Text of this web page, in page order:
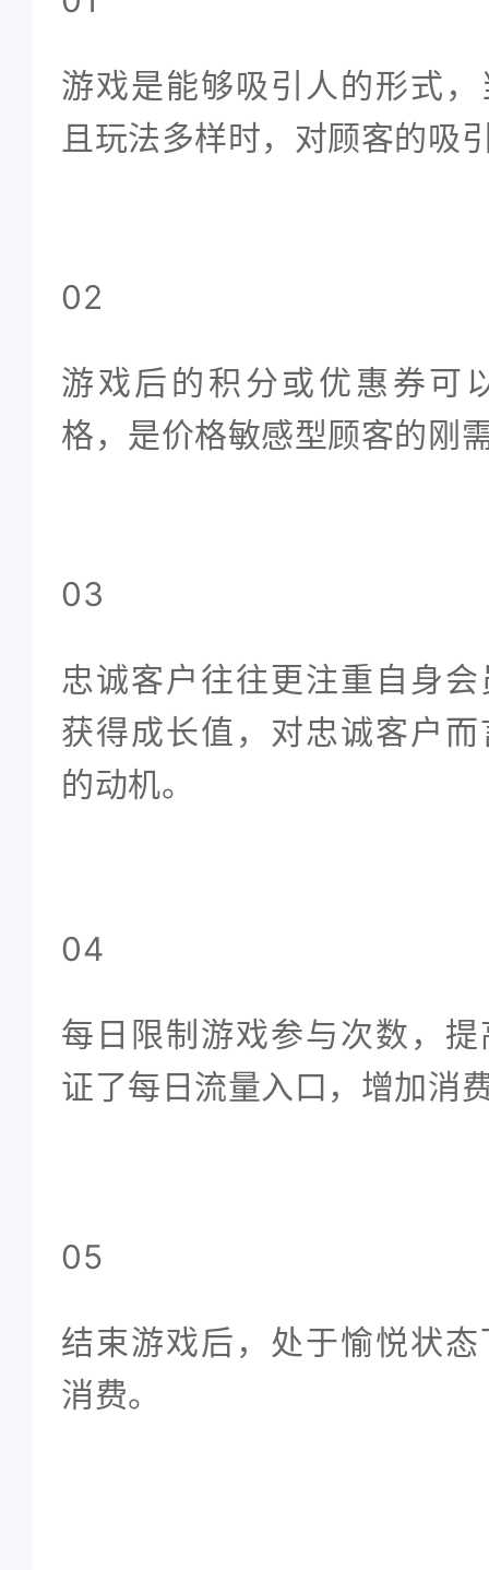
游戏是能够吸引人的形式
且玩法多样时，对顾客的吸
02
游戏后的积分或优惠券可
格，是价格敏感型顾客的刚
03
忠诚客户往往更注重自身
获得成长值，对忠诚客户
的动机。
04
每日限制游戏参与次数，
证了每日流量入口，增加消
05
结束游戏后，处于愉悦状
消费。